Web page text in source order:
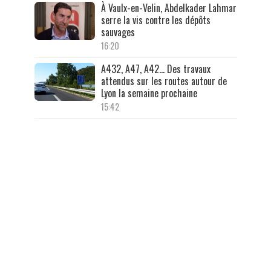
À Vaulx-en-Velin, Abdelkader Lahmar
serre la vis contre les dépôts
sauvages
16:20
A432, A47, A42… Des travaux
attendus sur les routes autour de
Lyon la semaine prochaine
15:42